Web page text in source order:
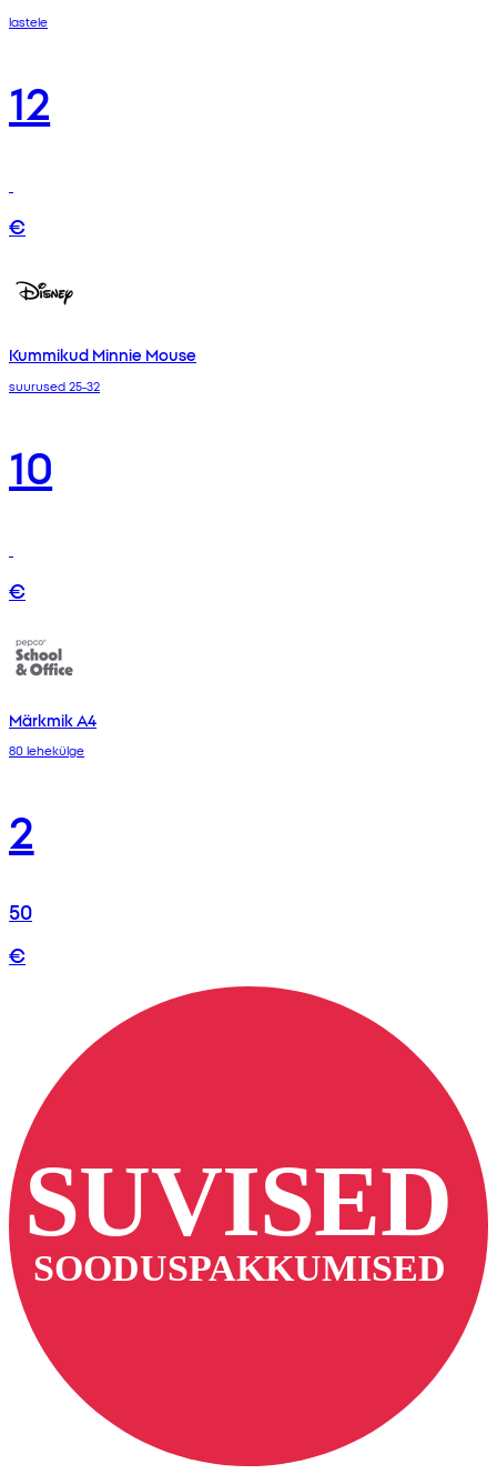
lastele
12
€
Kummikud Minnie Mouse
suurused 25-32
10
€
Märkmik A4
80 lehekülge
2
50
€